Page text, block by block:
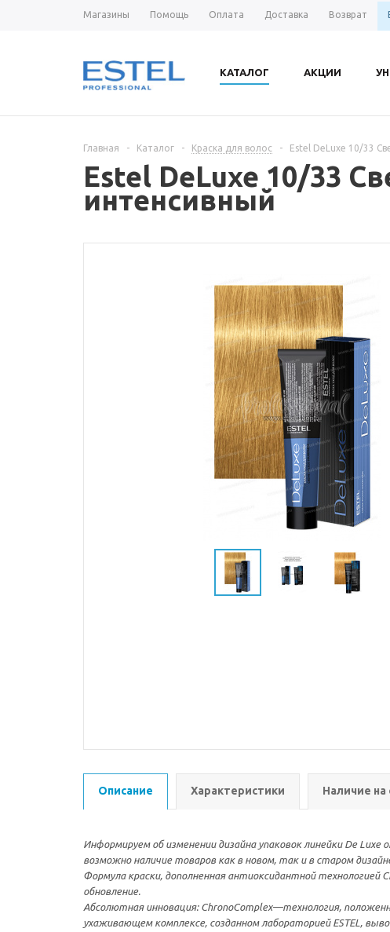
Магазины Помощь Оплата Доставка Возврат
КАТАЛОГ АКЦИИ
Главная - Каталог - Краска для волос - Estel DeLuxe 10/33
Estel DeLuxe 10/33
интенсивный
Описание Характеристики Наличие на
Информируем об изменении дизайна упаковок линейки De
возможно наличие товаров как в новом, так и в старом
Формула краски, дополненная антиоксидантной
обновление.
Абсолютная инновация: ChronoComplex—технология,
ухаживающем комплексе, созданном лабораторией ESTEL,